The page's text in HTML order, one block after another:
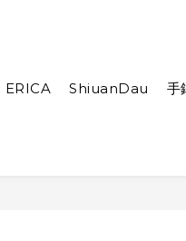
ERICA ShiuanDau 手